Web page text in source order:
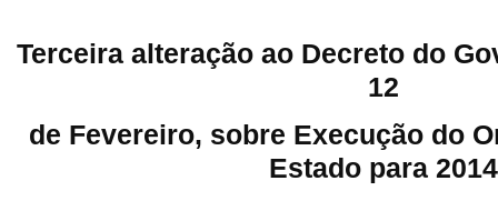
Terceira alteração ao Decreto do
12
de Fevereiro, sobre Execução do
Estado para 2014